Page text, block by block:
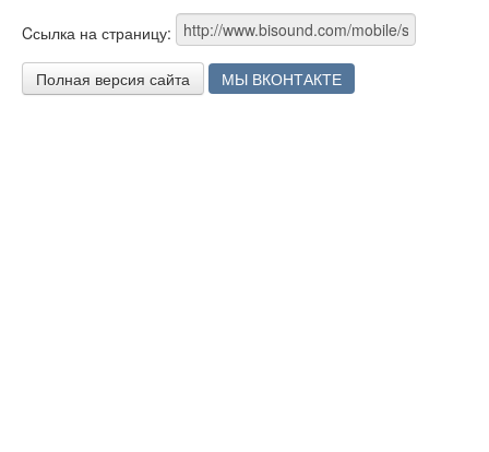
Cсылка на страницу:
Полная версия сайта МЫ ВКОНТАКТЕ